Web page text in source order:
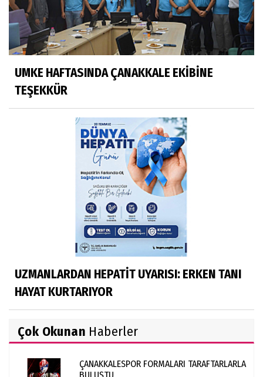
UMKE HAFTASINDA ÇANAKKALE EKİBİNE
TEŞEKKÜR
UZMANLARDAN HEPATİT UYARISI: ERKEN TANI
HAYAT KURTARIYOR
Çok Okunan Haberler
ÇANAKKALESPOR FORMALARI TARAFTARLARLA